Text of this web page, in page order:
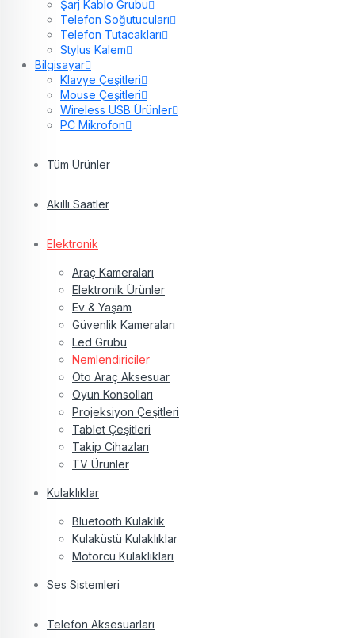
Şarj Kablo Grubu
Telefon Soğutucuları
Telefon Tutacakları
Stylus Kalem
Bilgisayar
Klavye Çeşitleri
Mouse Çeşitleri
Wireless USB Ürünler
PC Mikrofon
Tüm Ürünler
Akıllı Saatler
Elektronik
Araç Kameraları
Elektronik Ürünler
Ev & Yaşam
Güvenlik Kameraları
Led Grubu
Nemlendiriciler
Oto Araç Aksesuar
Oyun Konsolları
Projeksiyon Çeşitleri
Tablet Çeşitleri
Takip Cihazları
TV Ürünler
Kulaklıklar
Bluetooth Kulaklık
Kulaküstü Kulaklıklar
Motorcu Kulaklıkları
Ses Sistemleri
Telefon Aksesuarları